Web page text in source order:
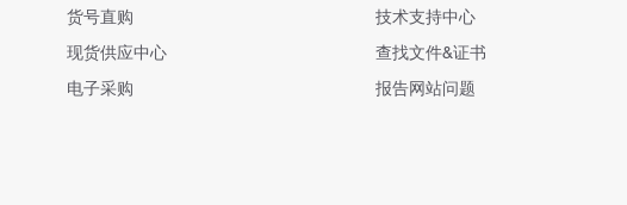
货号直购
现货供应中心
电子采购
技术支持中心
查找文件&证书
报告网站问题